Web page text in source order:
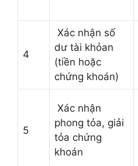
4
Xác nhận số
dư tài khỏan
(tiền hoặc
chứng khoán)
5
Xác nhận
phong tỏa, giải
tỏa chứng
khoán